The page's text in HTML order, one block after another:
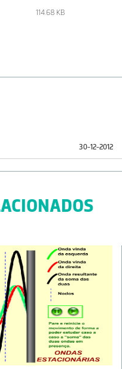
114.68 KB
30-12-2012